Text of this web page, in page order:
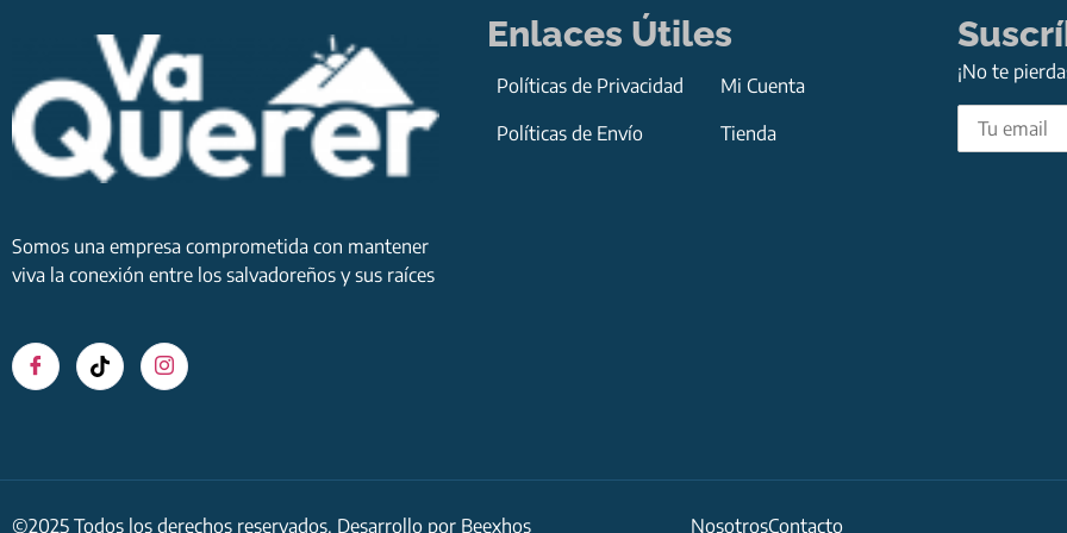
Somos una empresa comprometida con mantener
viva la conexión entre los salvadoreños y sus raíces
Enlaces Útiles
Políticas de Privacidad
Políticas de Envío
Mi Cuenta
Tienda
¡No te
©2025 Todos los derechos reservados. Desarrollo por Beexhos NosotrosContacto